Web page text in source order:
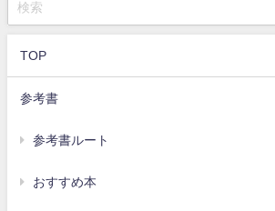
TOP
参考書
参考書ルート
おすすめ本